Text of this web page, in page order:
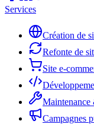
Services
Création de
Refonte de
Site e-
Maintenance
Campagnes